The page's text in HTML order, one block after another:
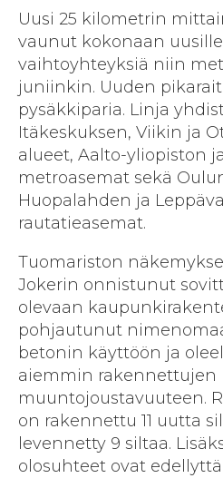
Uusi 25 kilometrin
vaunut kokonaan
vaihto­yhteyksiä niin
juniinkin. Uuden
pysäkkiparia. Linja
Itäkeskuksen, Viikin ja
alueet, Aalto-yliopiston
metro­asemat sekä
Huopalahden ja
rautatieasemat.
Tuomariston
Jokerin onnistunut
olevaan
pohjautunut
betonin käyttöön ja
aiemmin rakennettujen
muunto­joustavuuteen.
on rakennettu 11 uutta
levennetty 9 siltaa.
olosuhteet ovat